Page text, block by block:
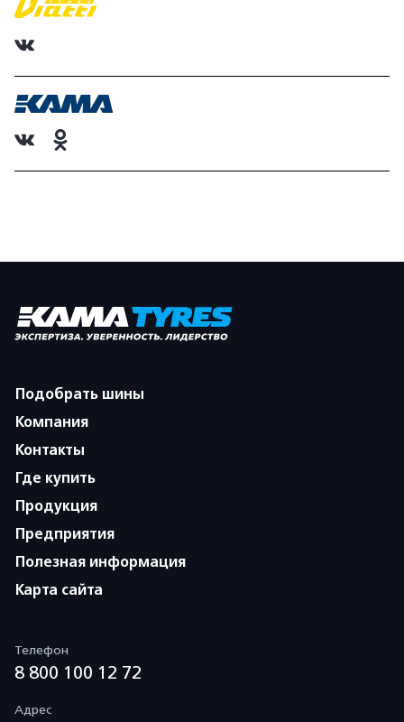
Подобрать шины
Компания
Контакты
Где купить
Продукция
Предприятия
Полезная информация
Карта сайта
Телефон
8 800 100 12 72
Адрес